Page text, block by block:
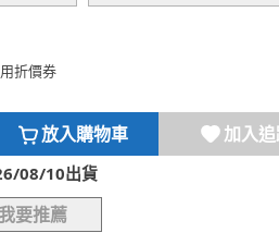
折價券
放入購物車 加入
08/10出貨
要推薦